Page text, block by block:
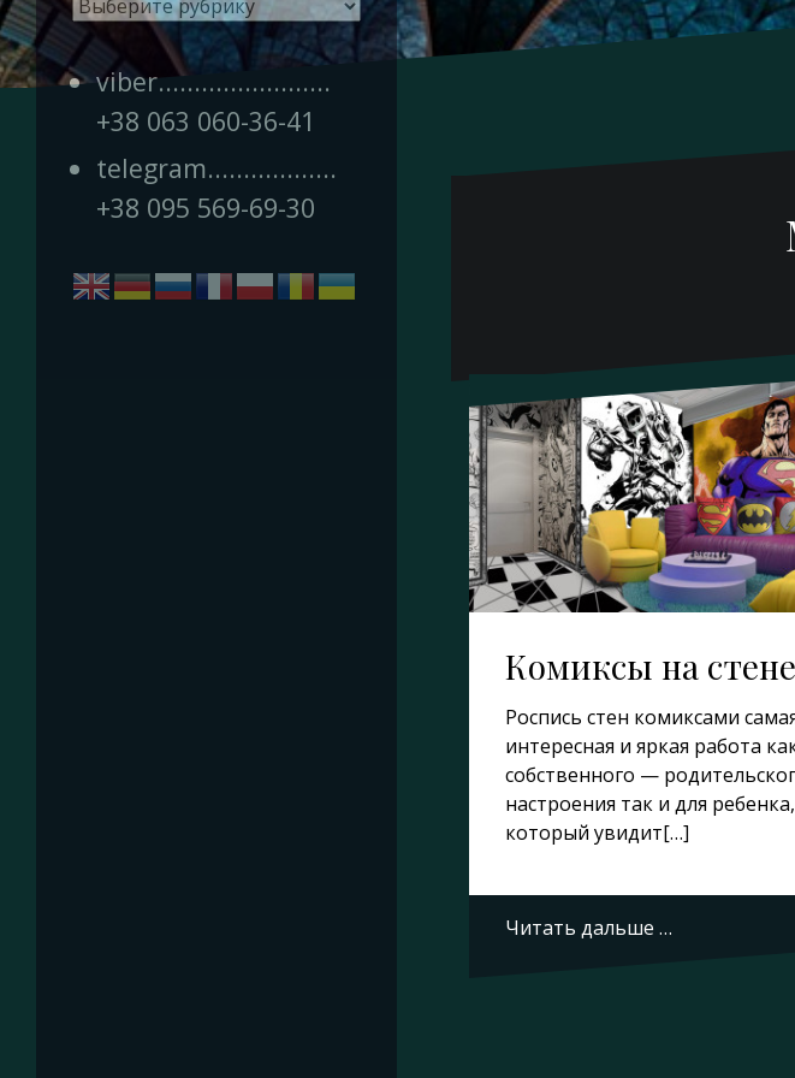
Комиксы на стене
Роспись стен комиксами
интересная и яркая работа
собственного —
настроения так и для ребенка,
который увидит[…]
Читать дальше …
viber........................
+38 063 060-36-41
telegram..................
+38 095 569-69-30